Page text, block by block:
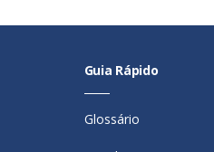
Guia Rápido
Glossário